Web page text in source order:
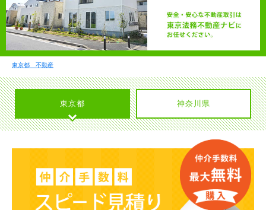
東京都 不動産
東京都 神奈川県